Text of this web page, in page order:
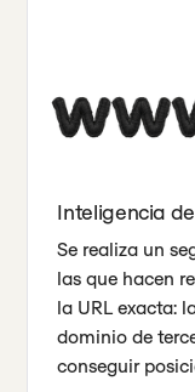
Inteligencia
Se realiza un
las que hacen
la URL exacta:
dominio de
conseguir